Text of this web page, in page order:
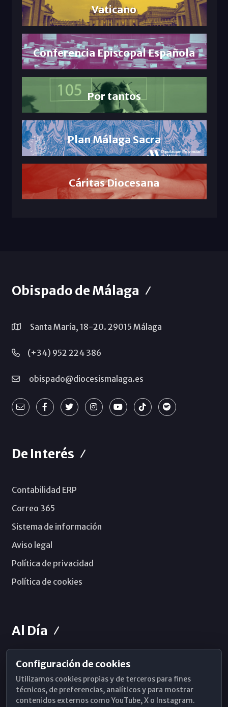
Vaticano
Conferencia Episcopal Española
Por tantos
Plan Málaga Sacra
Cáritas Diocesana
Obispado de Málaga
Santa María, 18-20. 29015 Málaga
(+34) 952 224 386
obispado@diocesismalaga.es
De Interés
Contabilidad ERP
Correo 365
Sistema de información
Aviso legal
Política de privacidad
Política de cookies
Al Día
Horarios de Misa
Hemeroteca
WhatsApp
Configuración de cookies
Utilizamos cookies propias y de terceros para fines
técnicos, de preferencias, analíticos y para mostrar
contenidos externos como YouTube, X o Instagram.